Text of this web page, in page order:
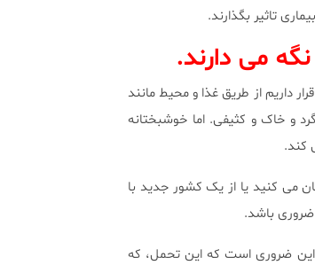
تاثیر بگذارند.
داریم از طریق غذا و محیط مانند
و خاک و کثیفی. اما خوشبختانه
کند.
می کنید یا از یک کشور جدید با
ضروری باشد.
ضروری است که این تحمل، که